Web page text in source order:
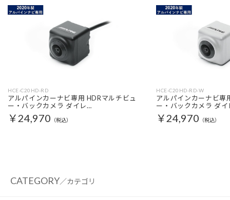
HCE-C20HD-RD
アルパインカーナビ専用 HDRマルチビュ
ー・バックカメラ ダイレ…
￥24,970 （税込）
HCE-C20HD-RD-W
アルパインカーナビ専
ー・バックカメラ ダ
￥24,970 （税込）
CATEGORY／カテゴリ